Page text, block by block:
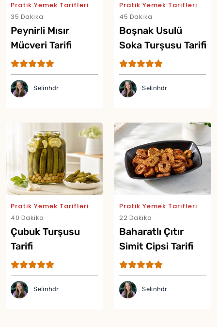
Pratik Yemek Tarifleri
35 Dakika
Peynirli Mısır
Mücveri Tarifi
Selinhdr
Pratik Yemek Tarifleri
45 Dakika
Boşnak Usulü
Soka Turşusu Tarifi
Selinhdr
Pratik Yemek Tarifleri
40 Dakika
Çubuk Turşusu
Tarifi
Selinhdr
Pratik Yemek Tarifleri
22 Dakika
Baharatlı Çıtır
Simit Cipsi Tarifi
Selinhdr